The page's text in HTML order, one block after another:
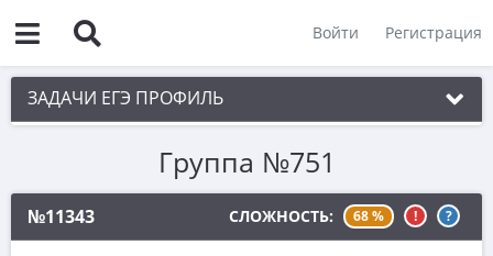
Войти Регистрация
ЗАДАЧИ ЕГЭ ПРОФИЛЬ
1. Планиметрия
2. Векторы
3. Стереометрия
Группа №751
№11343 СЛОЖНОСТЬ: 68 % ! ?